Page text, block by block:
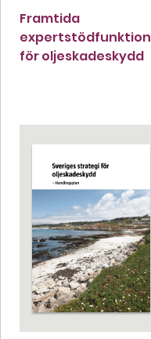
Framtida
expertstödfunktion
för oljeskadeskydd